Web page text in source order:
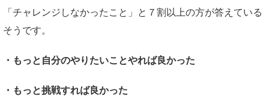
「チャレンジしなかったこと」と７割以上の方が答えている
そうです。
・もっと自分のやりたいことやれば良かった
・もっと挑戦すれば良かった